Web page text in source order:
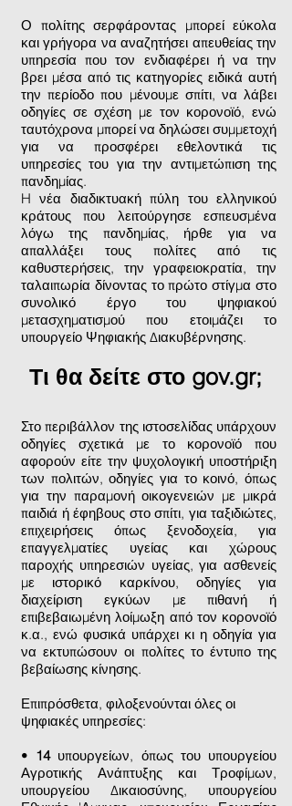
Ο πολίτης σερφάροντας μπορεί εύκολα
και γρήγορα να αναζητήσει απευθείας την
υπηρεσία που τον ενδιαφέρει ή να την
βρει μέσα από τις κατηγορίες ειδικά αυτή
την περίοδο που μένουμε σπίτι, να λάβει
οδηγίες σε σχέση με τον κορονοϊό, ενώ
ταυτόχρονα μπορεί να δηλώσει συμμετοχή
για να προσφέρει εθελοντικά τις
υπηρεσίες του για την αντιμετώπιση της
πανδημίας.
H νέα διαδικτυακή πύλη του ελληνικού
κράτους που λειτούργησε εσπευσμένα
λόγω της πανδημίας, ήρθε για να
απαλλάξει τους πολίτες από τις
καθυστερήσεις, την γραφειοκρατία, την
ταλαιπωρία δίνοντας το πρώτο στίγμα στο
συνολικό έργο του ψηφιακού
μετασχηματισμού που ετοιμάζει το
υπουργείο Ψηφιακής Διακυβέρνησης.
Τι θα δείτε στο gov.gr;
Στο περιβάλλον της ιστοσελίδας υπάρχουν
οδηγίες σχετικά με το κορονοϊό που
αφορούν είτε την ψυχολογική υποστήριξη
των πολιτών, οδηγίες για το κοινό, όπως
για την παραμονή οικογενειών με μικρά
παιδιά ή έφηβους στο σπίτι, για ταξιδιώτες,
επιχειρήσεις όπως ξενοδοχεία, για
επαγγελματίες υγείας και χώρους
παροχής υπηρεσιών υγείας, για ασθενείς
με ιστορικό καρκίνου, οδηγίες για
διαχείριση εγκύων με πιθανή ή
επιβεβαιωμένη λοίμωξη από τον κορονοϊό
κ.α., ενώ φυσικά υπάρχει κι η οδηγία για
να εκτυπώσουν οι πολίτες το έντυπο της
βεβαίωσης κίνησης.
Επιπρόσθετα, φιλοξενούνται όλες οι
ψηφιακές υπηρεσίες:
• 14 υπουργείων, όπως του υπουργείου
Αγροτικής Ανάπτυξης και Τροφίμων,
υπουργείου Δικαιοσύνης, υπουργείου